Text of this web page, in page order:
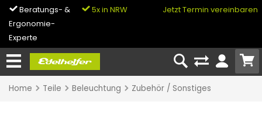
Beratungs- &
Ergonomie-
Experte
5x in NRW
0% Finanzierung
Jetzt Termin vereinbaren
Home Teile Beleuchtung Zubehör / Sonstiges